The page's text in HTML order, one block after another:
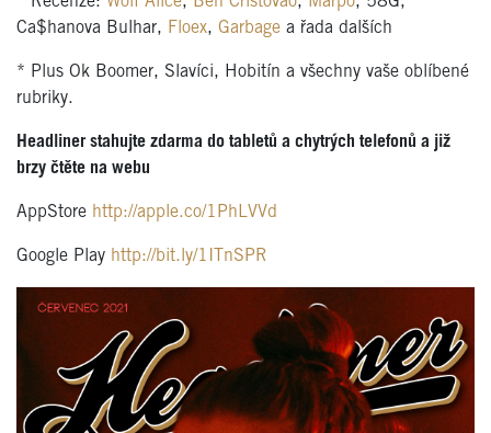
Ca$hanova Bulhar, Floex, Garbage a řada dalších
* Plus Ok Boomer, Slavíci, Hobitín a všechny vaše oblíbené
rubriky.
Headliner stahujte zdarma do tabletů a chytrých telefonů a již
brzy čtěte na webu
AppStore http://apple.co/1PhLVVd
Google Play http://bit.ly/1ITnSPR